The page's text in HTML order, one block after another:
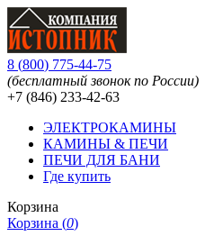
8 (800) 775-44-75
(бесплатный звонок по России)
+7 (846) 233-42-63
ЭЛЕКТРОКАМИНЫ
КАМИНЫ & ПЕЧИ
ПЕЧИ ДЛЯ БАНИ
Где купить
Корзина
Корзина (0)